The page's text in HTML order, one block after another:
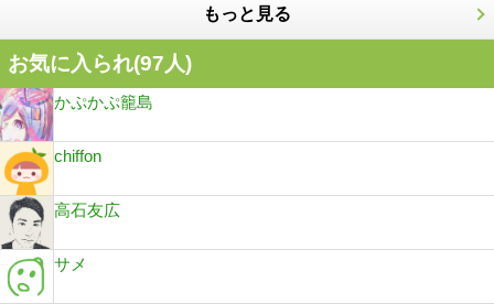
もっと見る
お気に入られ(97人)
かぷかぷ籠島
chiffon
高石友広
サメ